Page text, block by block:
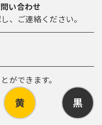
い合わせ
、ご連絡ください。
ができます。
黄 黒